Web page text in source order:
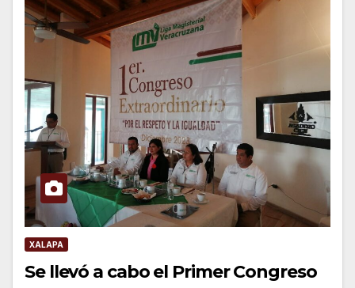
XALAPA
Se llevó a cabo el Primer Congreso